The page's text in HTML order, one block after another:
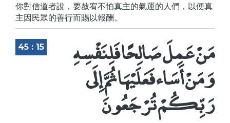
你對信道者說，要赦宥不怕真主的氣運的人們，以便真
主因民眾的善行而賜以報酬。
45 : 15 مَنْ عَمِلَ صَالِحًا فَلِنَفْسِهِ
وَمَنْ أَسَاء فَعَلَيْهَا ثُمَّ إِلَى
رَبِّكُمْ تُرْجَعُونَ